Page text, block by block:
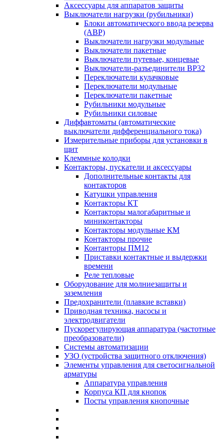
Аксессуары для аппаратов защиты
Выключатели нагрузки (рубильники)
Блоки автоматического ввода резерва
(АВР)
Выключатели нагрузки модульные
Выключатели пакетные
Выключатели путевые, концевые
Выключатели-разъединители ВР32
Переключатели кулачковые
Переключатели модульные
Переключатели пакетные
Рубильники модульные
Рубильники силовые
Диффавтоматы (автоматические
выключатели дифференциального тока)
Измерительные приборы для установки в
щит
Клеммные колодки
Контакторы, пускатели и аксессуары
Дополнительные контакты для
контакторов
Катушки управления
Контакторы КТ
Контакторы малогабаритные и
миниконтакторы
Контакторы модульные КМ
Контакторы прочие
Контанторы ПМ12
Приставки контактные и выдержки
времени
Реле тепловые
Оборудование для молниезащиты и
заземления
Предохранители (плавкие вставки)
Приводная техника, насосы и
электродвигатели
Пускорегулирующая аппаратура (частотные
преобразователи)
Системы автоматизации
УЗО (устройства защитного отключения)
Элементы управления для светосигнальной
арматуры
Аппаратура управления
Корпуса КП для кнопок
Посты управления кнопочные